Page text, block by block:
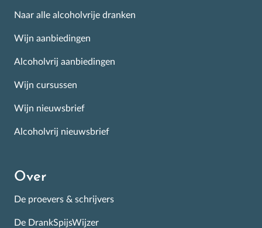
Naar alle alcoholvrije dranken
Wijn aanbiedingen
Alcoholvrij aanbiedingen
Wijn cursussen
Wijn nieuwsbrief
Alcoholvrij nieuwsbrief
Over
De proevers & schrijvers
De DrankSpijsWijzer